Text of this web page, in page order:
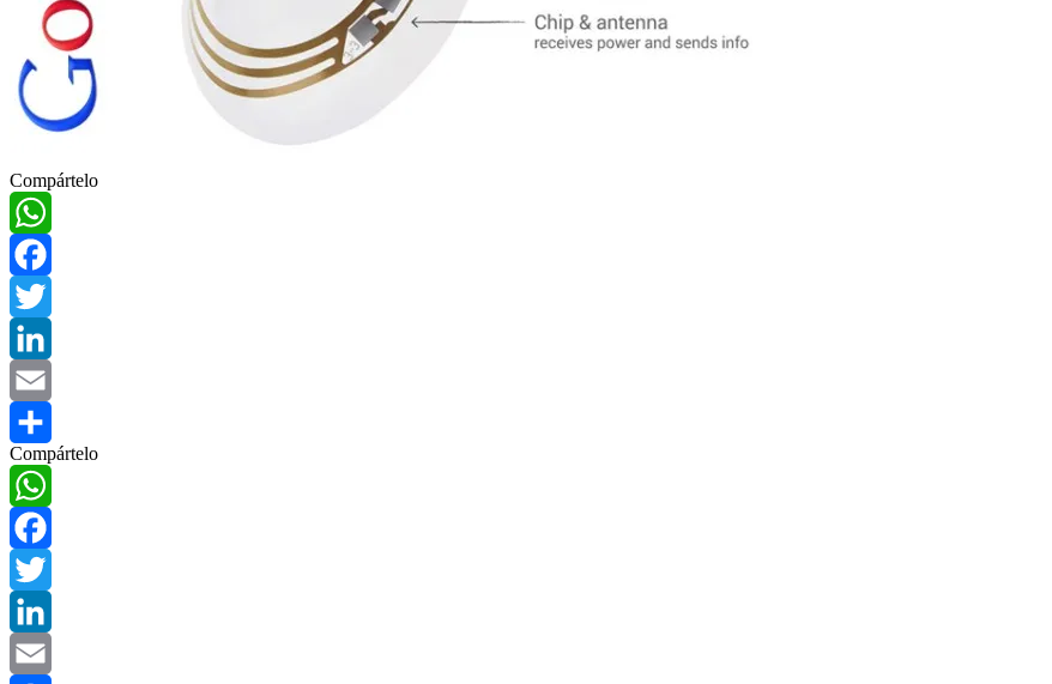
Compártelo
WhatsApp
Facebook
Twitter
LinkedIn
Email
Compartir
Compártelo
WhatsApp
Facebook
Twitter
LinkedIn